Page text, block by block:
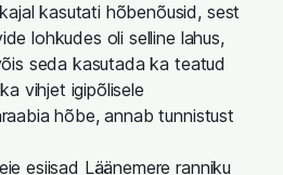
kasutati hõbenõusid, sest
lohkudes oli selline lahus,
seda kasutada ka teatud
vihjet igipõlisele
hõbe, annab tunnistust
esiisad Läänemere ranniku